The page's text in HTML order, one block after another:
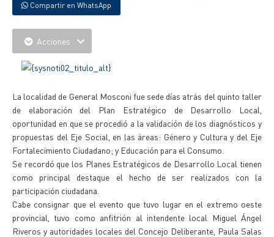
Compartir en WhatsApp
Acciones
La localidad de General Mosconi fue sede días atrás del quinto taller
de elaboración del Plan Estratégico de Desarrollo Local,
oportunidad en que se procedió a la validación de los diagnósticos y
propuestas del Eje Social, en las áreas: Género y Cultura y del Eje
Fortalecimiento Ciudadano; y Educación para el Consumo.
Se recordó que los Planes Estratégicos de Desarrollo Local tienen
como principal destaque el hecho de ser realizados con la
participación ciudadana.
Cabe consignar que el evento que tuvo lugar en el extremo oeste
provincial, tuvo como anfitrión al intendente local Miguel Ángel
Riveros y autoridades locales del Concejo Deliberante, Paula Salas